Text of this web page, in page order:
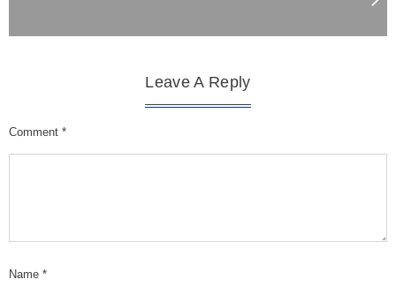
Leave A Reply
Comment *
Name *